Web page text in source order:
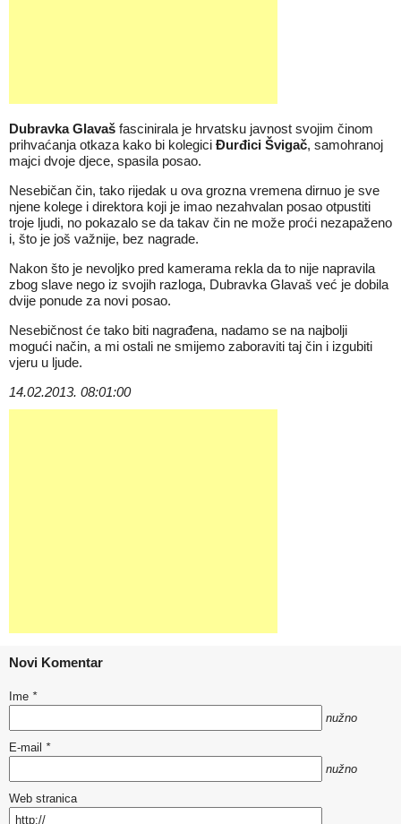
Dubravka Glavaš fascinirala je hrvatsku javnost svojim činom
prihvaćanja otkaza kako bi kolegici Đurđici Švigač, samohranoj
majci dvoje djece, spasila posao.
Nesebičan čin, tako rijedak u ova grozna vremena dirnuo je sve
njene kolege i direktora koji je imao nezahvalan posao otpustiti
troje ljudi, no pokazalo se da takav čin ne može proći nezapaženo
i, što je još važnije, bez nagrade.
Nakon što je nevoljko pred kamerama rekla da to nije napravila
zbog slave nego iz svojih razloga, Dubravka Glavaš već je dobila
dvije ponude za novi posao.
Nesebičnost će tako biti nagrađena, nadamo se na najbolji
mogući način, a mi ostali ne smijemo zaboraviti taj čin i izgubiti
vjeru u ljude.
14.02.2013. 08:01:00
Novi Komentar
Ime *
nužno
E-mail *
nužno
Web stranica